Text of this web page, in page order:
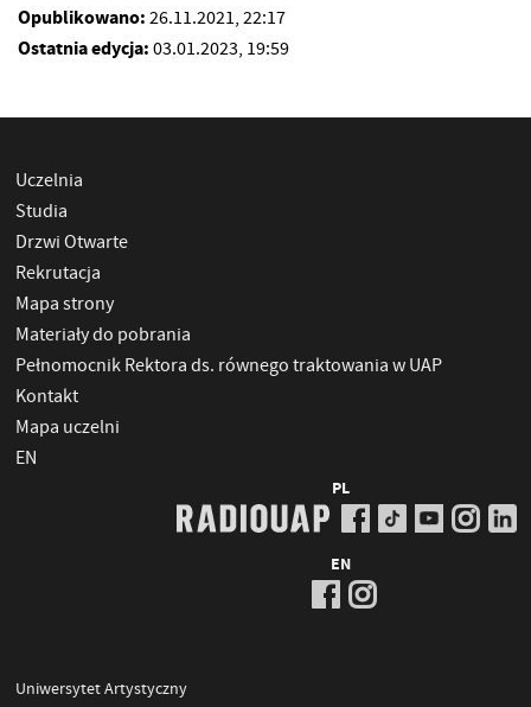
Opublikowano: 26.11.2021, 22:17
Ostatnia edycja: 03.01.2023, 19:59
Uczelnia
Studia
Drzwi Otwarte
Rekrutacja
Mapa strony
Materiały do pobrania
Pełnomocnik Rektora ds. równego traktowania w UAP
Kontakt
Mapa uczelni
EN
PL
EN
Uniwersytet Artystyczny